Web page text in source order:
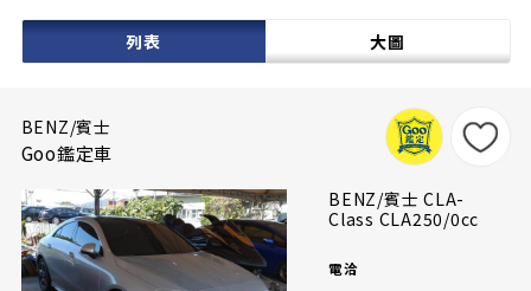
列表 大圖
BENZ/賓士
Goo鑑定車
BENZ/賓士 CLA-
Class CLA250/0cc
電洽